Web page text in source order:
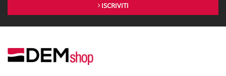
ISCRIVITI